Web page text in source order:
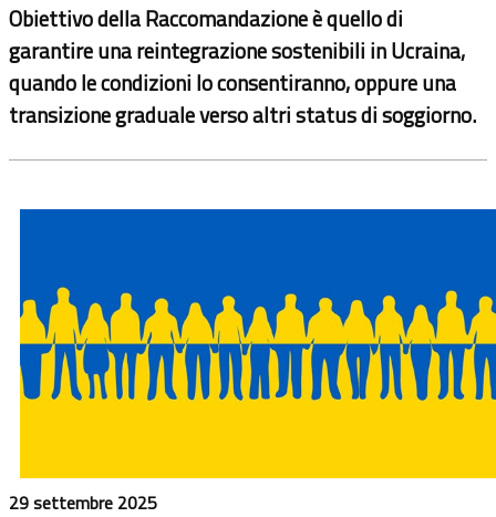
Obiettivo della Raccomandazione è quello di
garantire una reintegrazione sostenibili in Ucraina,
quando le condizioni lo consentiranno, oppure una
transizione graduale verso altri status di soggiorno.
29 settembre 2025